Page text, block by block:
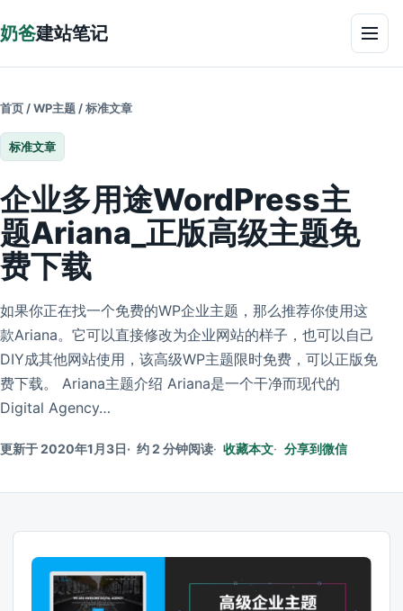
奶爸建站笔记 菜单
首页 /WP主题 /标准文章
标准文章
企业多用途WordPress主
题Ariana_正版高级主题免
费下载
如果你正在找一个免费的WP企业主题，那么推荐你使用这
款Ariana。它可以直接修改为企业网站的样子，也可以自己
DIY成其他网站使用，该高级WP主题限时免费，可以正版免
费下载。 Ariana主题介绍 Ariana是一个干净而现代的
Digital Agency…
更新于 2020年1月3日 约 2 分钟阅读 收藏本文 分享到微信